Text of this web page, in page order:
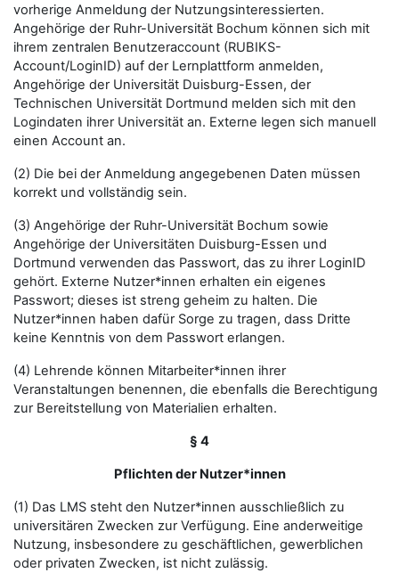
vorherige Anmeldung der Nutzungsinteressierten.
Angehörige der Ruhr-Universität Bochum können sich mit
ihrem zentralen Benutzeraccount (RUBIKS-
Account/LoginID) auf der Lernplattform anmelden,
Angehörige der Universität Duisburg-Essen, der
Technischen Universität Dortmund melden sich mit den
Logindaten ihrer Universität an. Externe legen sich manuell
einen Account an.
(2) Die bei der Anmeldung angegebenen Daten müssen
korrekt und vollständig sein.
(3) Angehörige der Ruhr-Universität Bochum sowie
Angehörige der Universitäten Duisburg-Essen und
Dortmund verwenden das Passwort, das zu ihrer LoginID
gehört. Externe Nutzer*innen erhalten ein eigenes
Passwort; dieses ist streng geheim zu halten. Die
Nutzer*innen haben dafür Sorge zu tragen, dass Dritte
keine Kenntnis von dem Passwort erlangen.
(4) Lehrende können Mitarbeiter*innen ihrer
Veranstaltungen benennen, die ebenfalls die Berechtigung
zur Bereitstellung von Materialien erhalten.
§ 4
Pflichten der Nutzer*innen
(1) Das LMS steht den Nutzer*innen ausschließlich zu
universitären Zwecken zur Verfügung. Eine anderweitige
Nutzung, insbesondere zu geschäftlichen, gewerblichen
oder privaten Zwecken, ist nicht zulässig.